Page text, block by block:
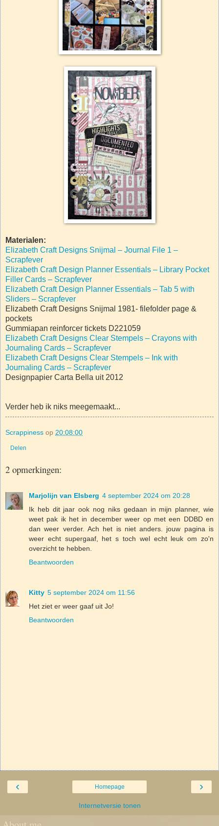
Materialen:
Elizabeth Craft Designs Snijmal – Journal File 1 –
Scrapfever
Elizabeth Craft Design Planner Essentials – Library Pocket
Filler Cards – Scrapfever
Elizabeth Craft Design Planner Essentials – Tab 5 with
Sliders – Scrapfever
Elizabeth Craft Designs Snijmal 1981- filefolder page &
pockets
Gummiapan reinforcer tickets D221059
Elizabeth Craft Designs Clear Stempels – Crayons with
Journaling Cards – Scrapfever
Elizabeth Craft Designs Clear Stempels – Ink with
Journaling Cards – Scrapfever
Designpapier Carta Bella uit 2012
Verder heb ik niks meegemaakt...
Scrappiness op 20:08:00
Delen
2 opmerkingen:
Marjolijn van Elsberg 4 september 2024 om 20:28
Ik heb dit jaar ook nog niks gedaan in mijn planner, wie
weet pak ik het in december weer op met een DDBD en
dan weer verder. Ach het is niet anders. jouw pagina is
weer echt supergaaf, het s toch wel echt leuk om zo'n
overzicht te hebben.
Beantwoorden
Kitty 5 september 2024 om 11:56
Het ziet er weer gaaf uit Jo!
Beantwoorden
‹ ›
Homepage
Internetversie tonen